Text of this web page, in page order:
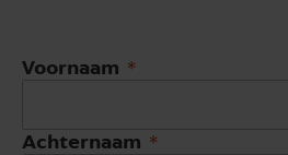
Voornaam
Achternaam